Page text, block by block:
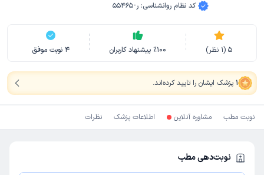
کد نظام روانشناسی: ر-55465
5
(
1 نظر) ٪100 پیشنهاد کاربران 4 نوبت موفق
1 پزشک ایشان را تایید کرده‌اند.
نوبت مطب مشاوره آنلاین اطلاعات پزشک نظرات
نوبت‌دهی مطب